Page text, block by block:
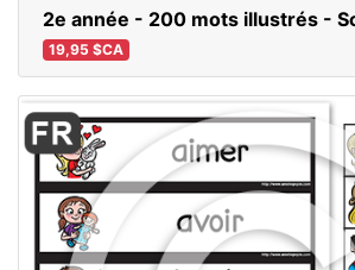
2e année - 200 mots illustrés -
19,95 $CA